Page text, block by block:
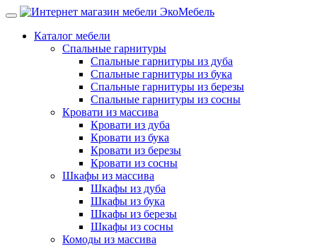
Каталог мебели
Спальные гарнитуры
Спальные гарнитуры из дуба
Спальные гарнитуры из бука
Спальные гарнитуры из березы
Спальные гарнитуры из сосны
Кровати из массива
Кровати из дуба
Кровати из бука
Кровати из березы
Кровати из сосны
Шкафы из массива
Шкафы из дуба
Шкафы из бука
Шкафы из березы
Шкафы из сосны
Комоды из массива